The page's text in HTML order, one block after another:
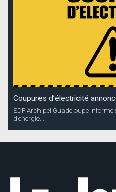
Coupures d’électricité
EDF Archipel Guadeloupe
d’énergie...